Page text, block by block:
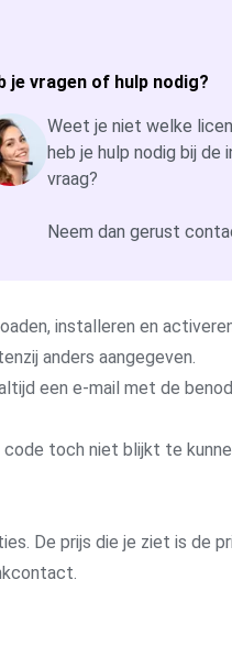
je vragen of hulp nodig?
Weet je niet welke
heb je hulp nodig bij de
vraag?
Neem dan gerust
installeren en
anders aangegeven.
een e-mail met de
toch niet blijkt te
De prijs die je ziet is de